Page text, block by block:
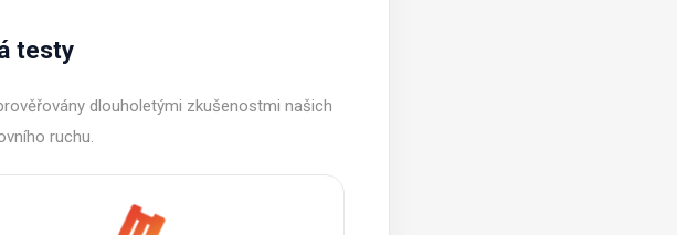
testy
dlouholetými zkušenostmi našich
ruchu.